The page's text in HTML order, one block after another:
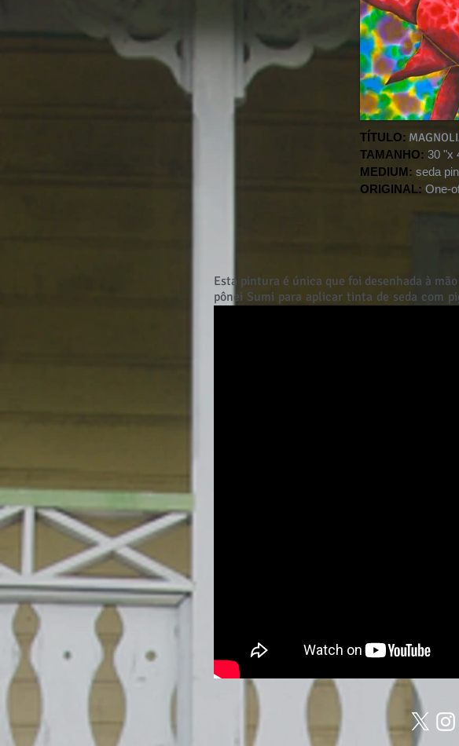
TÍTULO:
TAMANHO: 30 "x
MEDIUM: seda
ORIGINAL: One-
Esta pintura é única que foi desenhada à
pônei Sumi para aplicar tinta de seda com